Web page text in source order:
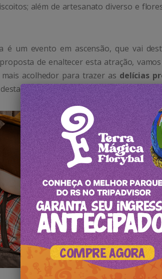
além de artesanato diverso e
é um evento em ascensão, que vai
de enaltecer esta atração,
acolhedor para trazer as delícias
o prefeito de Nova Petrópolis,